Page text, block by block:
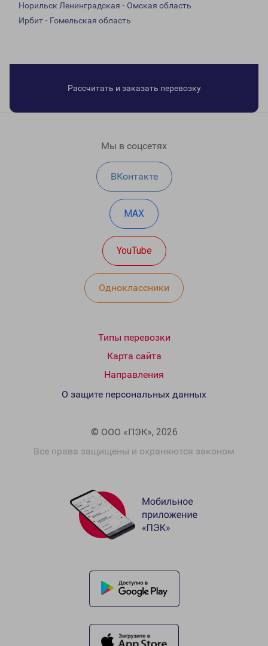
Норильск Ленинградская - Омская область
Ирбит - Гомельская область
Рассчитать и заказать перевозку
Мы в соцсетях
ВКонтакте
MAX
YouTube
Одноклассники
Типы перевозки
Карта сайта
Направления
© ООО «ПЭК», 2026
Все права защищены и охраняются законом
О защите персональных данных